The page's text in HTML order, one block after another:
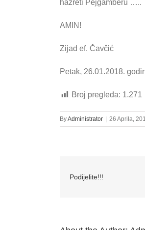
hazreti Pejgamberu …..
AMIN!
Zijad ef. Čavčić
Petak, 26.01.2018.
Broj pregleda: 1.271
ByAdministrator 26 Aprila,
Podijelite!!!